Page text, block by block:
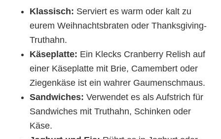
Klassisch: Serviert es warm oder kalt zu
eurem Weihnachtsbraten oder Thanksgiving-
Truthahn.
Käseplatte: Ein Klecks Cranberry Relish auf
einer Käseplatte mit Brie, Camembert oder
Ziegenkäse ist ein wahrer Gaumenschmaus.
Sandwiches: Verwendet es als Aufstrich für
Sandwiches mit Truthahn, Schinken oder
Käse.